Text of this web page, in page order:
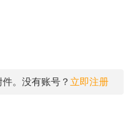
。没有账号？ 立即注册